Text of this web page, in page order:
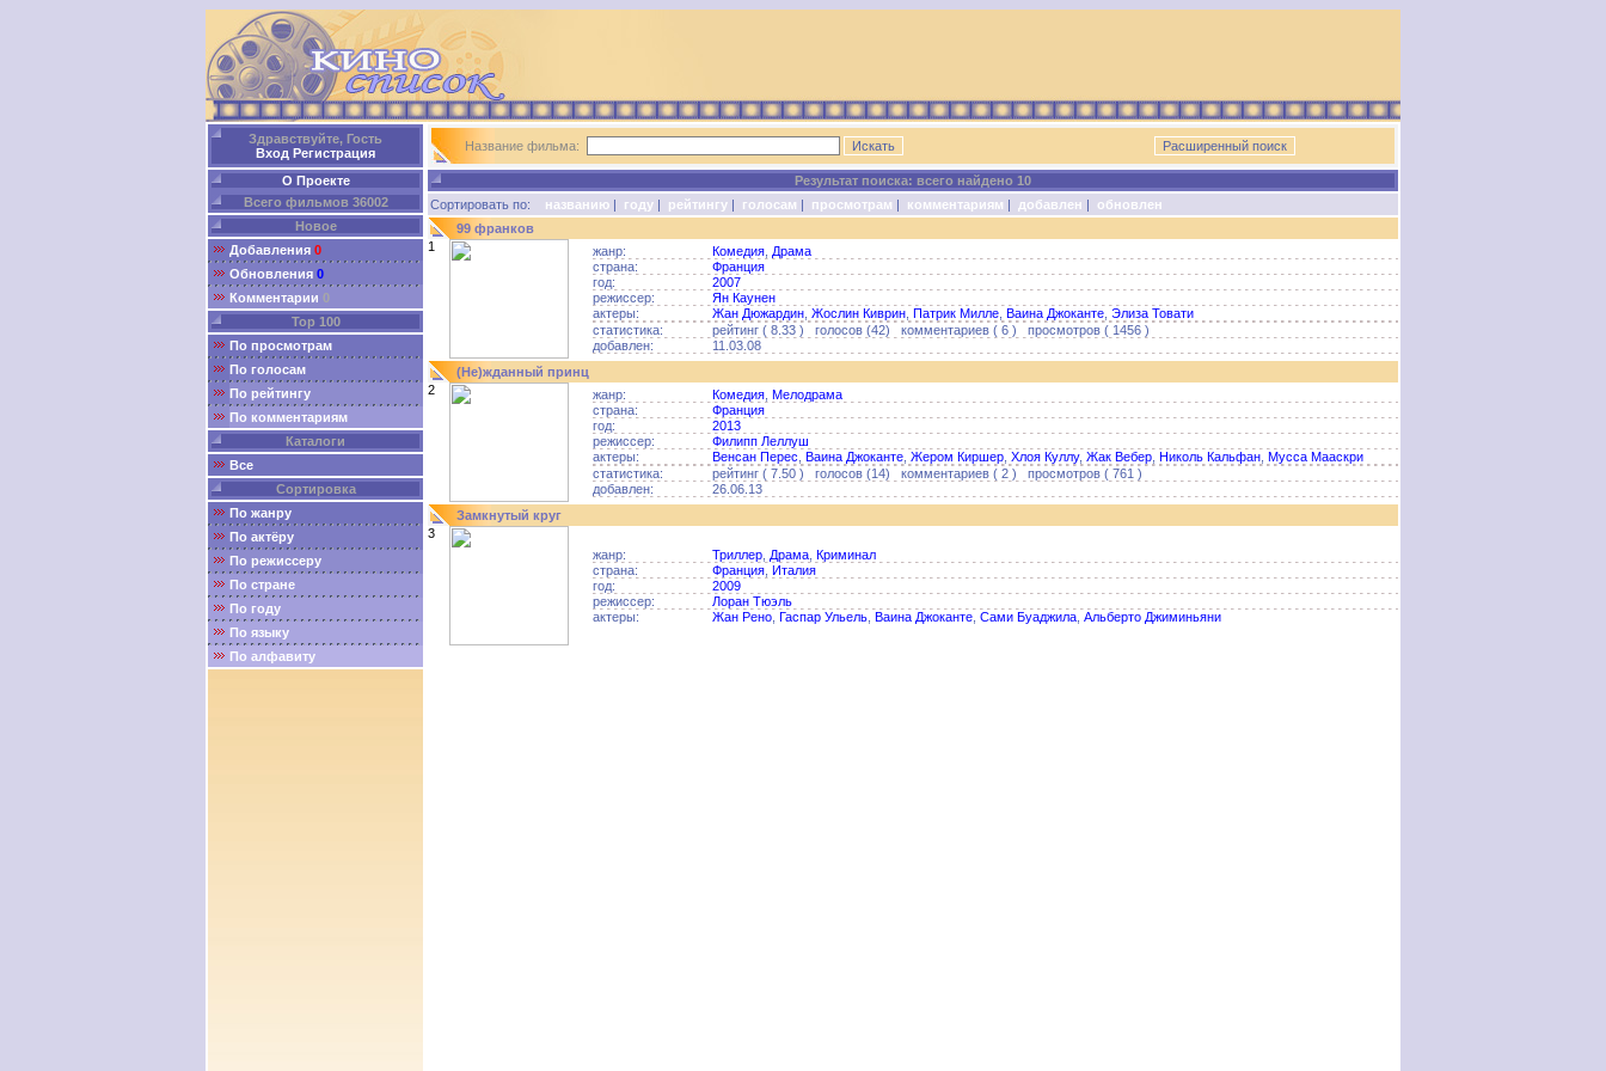
Здравствуйте, Гость
Вход Регистрация
О Проекте
Всего фильмов 36002
Новое
Добавления 0
Обновления 0
Комментарии 0
Top 100
По просмотрам
По голосам
По рейтингу
По комментариям
Каталоги
Все
Сортировка
По жанру
По актёру
По режиссеру
По стране
По году
По языку
По алфавиту
Название фильма:
Результат поиска: всего найдено 10
Сортировать по: названию | году | рейтингу | голосам | просмотрам | комментариям | добавлен | обновлен
99 франков
1
жанр: Комедия Драма
страна:
Франция
год:
2007
режиссер:
Ян Каунен
актеры:
Жан Дюжардин Жослин Киврин Патрик Милле Ваина Джоканте Элиза Товати
статистика:
рейтинг ( 8.33 ) голосов (42) комментариев ( 6 ) просмотров ( 1456 )
добавлен:
11.03.08
(Не)жданный принц
2
жанр: Комедия Мелодрама
страна:
Франция
год:
2013
режиссер:
Филипп Леллуш
актеры:
Венсан Перес Ваина Джоканте Жером Киршер Хлоя Куллу, Жак Вебер Николь Кальфан Мусса Мааскри
статистика:
рейтинг ( 7.50 ) голосов (14) комментариев ( 2 ) просмотров ( 761 )
добавлен:
26.06.13
Замкнутый круг
3
жанр:
Триллер Драма Криминал
страна:
Франция Италия
год:
2009
режиссер:
Лоран Тюэль
актеры:
Жан Рено Гаспар Ульель Ваина Джоканте Сами Буаджила Альберто Джиминьяни